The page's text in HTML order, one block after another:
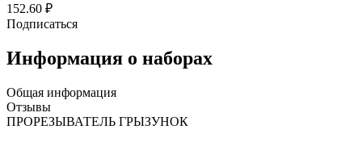
152.60 ₽
Подписаться
Информация о наборах
Общая информация
Отзывы
ПРОРЕЗЫВАТЕЛЬ ГРЫЗУНОК